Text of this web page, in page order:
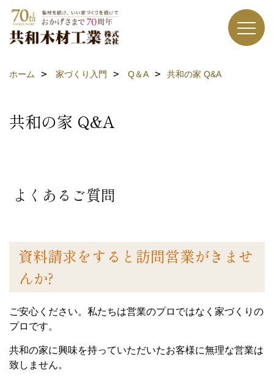
ホーム 家づくり入門 Q＆A 共和の家 Q&A
共和の家 Q&A
よくあるご質問
資料請求をすると訪問営業がきませ
んか?
ご安心ください。私たちは営業のプロではなく家づくりの
プロです。
共和の家に興味を持っていただいたお客様に無理な営業は
致しません。